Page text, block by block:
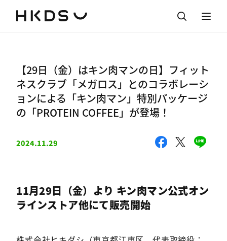
【29日（金）はキン肉マンの日】フィット
ネスクラブ「メガロス」とのコラボレーシ
ョンによる「キン肉マン」特別パッケージ
の「PROTEIN COFFEE」が登場！
2024.11.29
11月29日（金）より キン肉マン公式オン
ラインストア他にて販売開始